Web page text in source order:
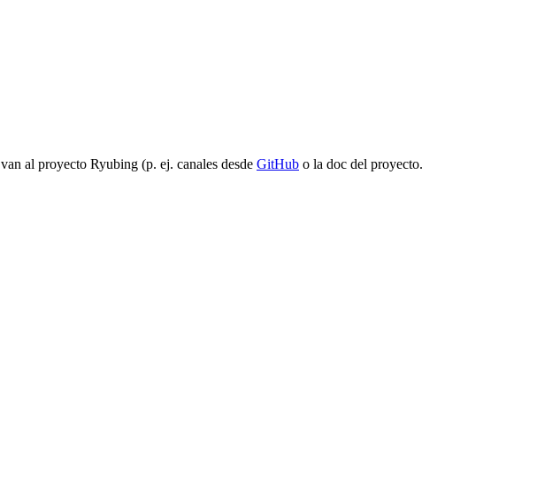
al proyecto Ryubing (p. ej. canales desde GitHub o la doc del proyecto.